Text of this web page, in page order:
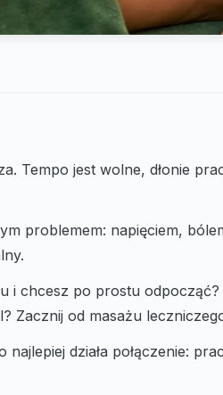
Tempo jest wolne, dłonie
problemem: napięciem,
i chcesz po prostu
Zacznij od masażu
działa połączenie: